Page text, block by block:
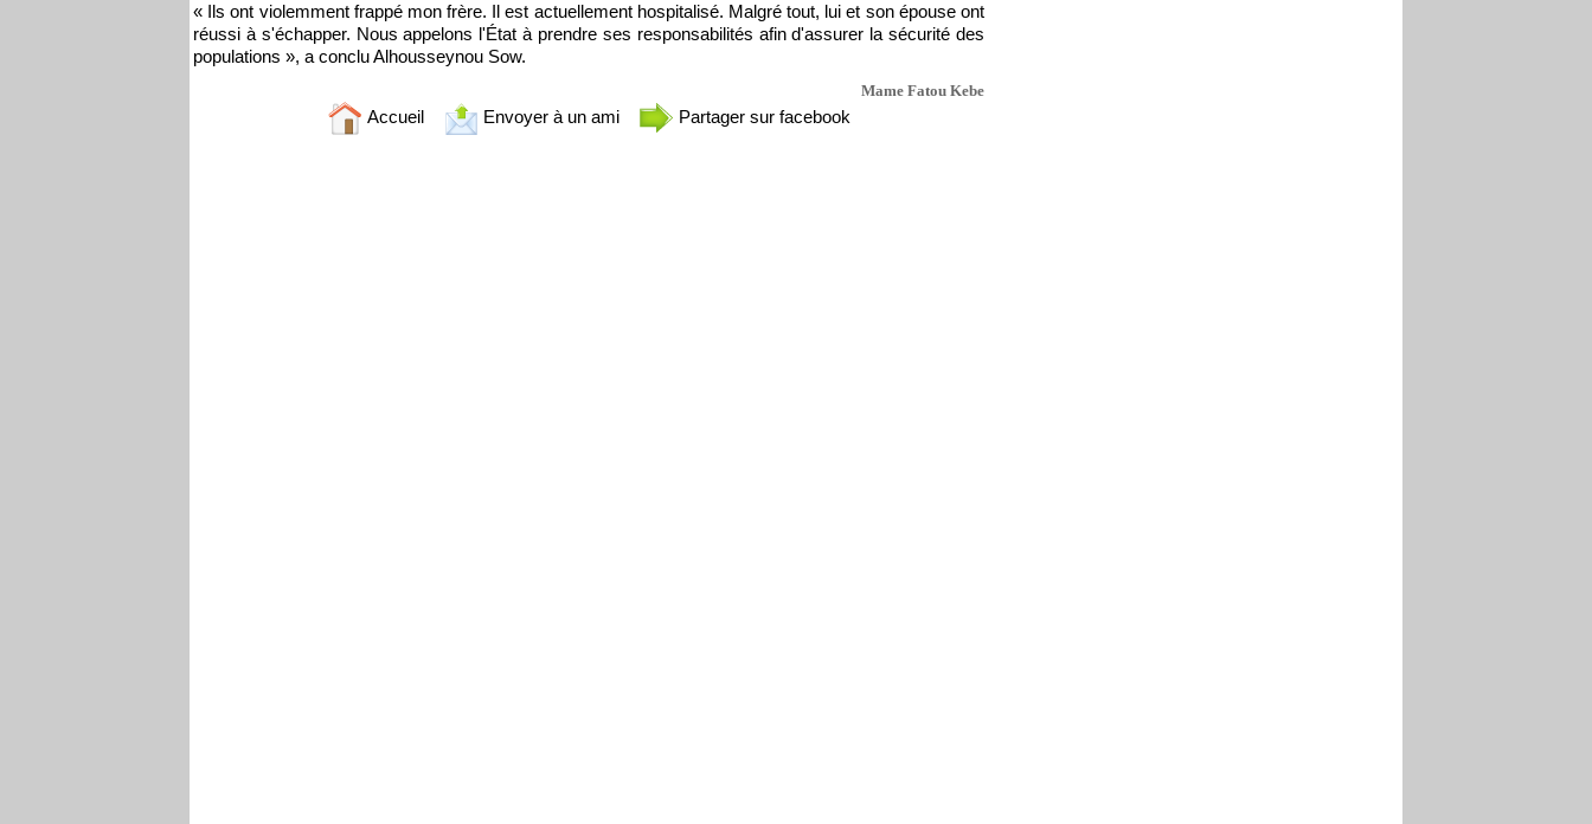
« Ils ont violemment frappé mon frère. Il est actuellement hospitalisé. Malgré tout, lui et son épouse ont
réussi à s'échapper. Nous appelons l'État à prendre ses responsabilités afin d'assurer la sécurité des
populations », a conclu Alhousseynou Sow.
Mame Fatou Kebe
Accueil Envoyer à un ami Partager sur facebook